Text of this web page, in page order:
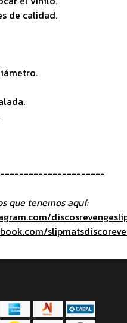
de calidad.
que tenemos aquí: